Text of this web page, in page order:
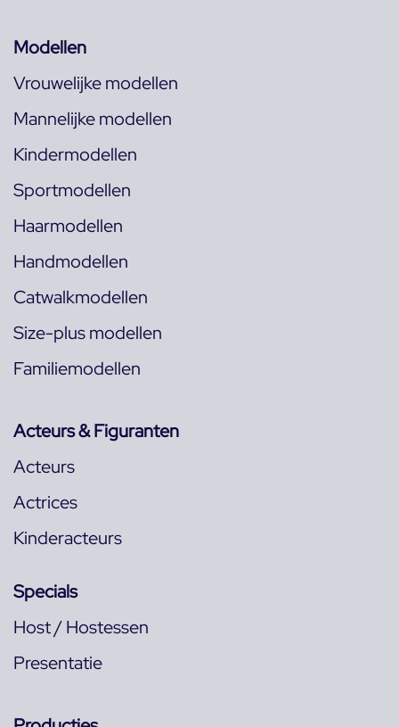
Modellen
Vrouwelijke modellen
Mannelijke modellen
Kindermodellen
Sportmodellen
Haarmodellen
Handmodellen
Catwalkmodellen
Size-plus modellen
Familiemodellen
Acteurs & Figuranten
Acteurs
Actrices
Kinderacteurs
Specials
Host / Hostessen
Presentatie